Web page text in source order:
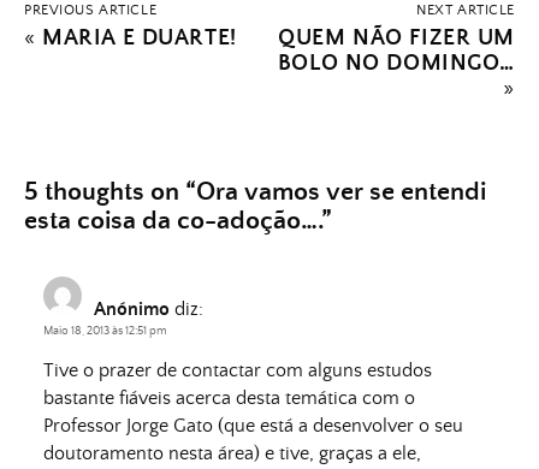
PREVIOUS ARTICLE
« MARIA E DUARTE!
NEXT ARTICLE
QUEM NÃO FIZER UM
BOLO NO DOMINGO…
»
5 thoughts on “Ora vamos ver se entendi
esta coisa da co-adoção….”
Anónimo diz:
Maio 18, 2013 às 12:51 pm
Tive o prazer de contactar com alguns estudos
bastante fiáveis acerca desta temática com o
Professor Jorge Gato (que está a desenvolver o seu
doutoramento nesta área) e tive, graças a ele,